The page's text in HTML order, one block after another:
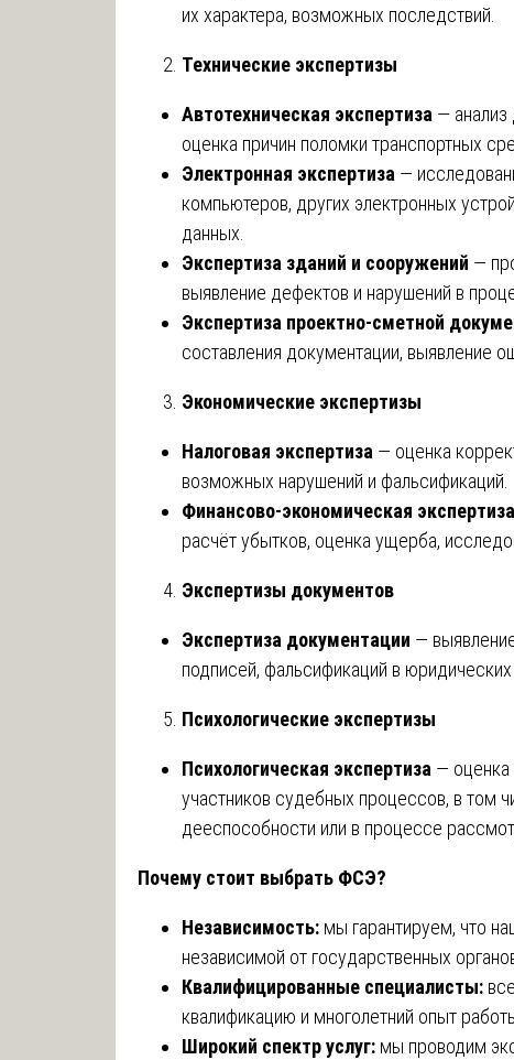
их характера, возможных последствий.
Технические экспертизы
Автотехническая экспертиза — анализ
оценка причин поломки транспортных
Электронная экспертиза —
компьютеров, других электронных
данных.
Экспертиза зданий и сооружений —
выявление дефектов и нарушений в
Экспертиза проектно-сметной
составления документации, выявление
Экономические экспертизы
Налоговая экспертиза — оценка
возможных нарушений и фальсификаций.
Финансово-экономическая экспертиза
расчёт убытков, оценка ущерба,
Экспертизы документов
Экспертиза документации —
подписей, фальсификаций в
Психологические экспертизы
Психологическая экспертиза — оценка
участников судебных процессов, в том
дееспособности или в процессе
Почему стоит выбрать ФСЭ?
Независимость: мы гарантируем, что
независимой от государственных
Квалифицированные специалисты:
квалификацию и многолетний опыт
Широкий спектр услуг: мы проводим